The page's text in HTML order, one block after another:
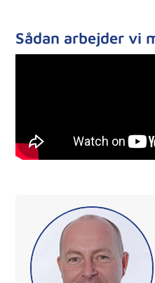
Sådan arbejder vi